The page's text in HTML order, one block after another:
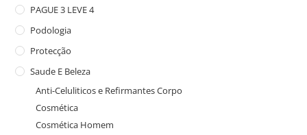
PAGUE 3 LEVE 4
Podologia
Protecção
Saude E Beleza
Anti-Celuliticos e Refirmantes Corpo
Cosmética
Cosmética Homem